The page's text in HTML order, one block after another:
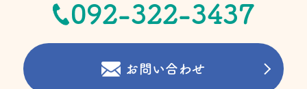
092-322-3437
お問い合わせ